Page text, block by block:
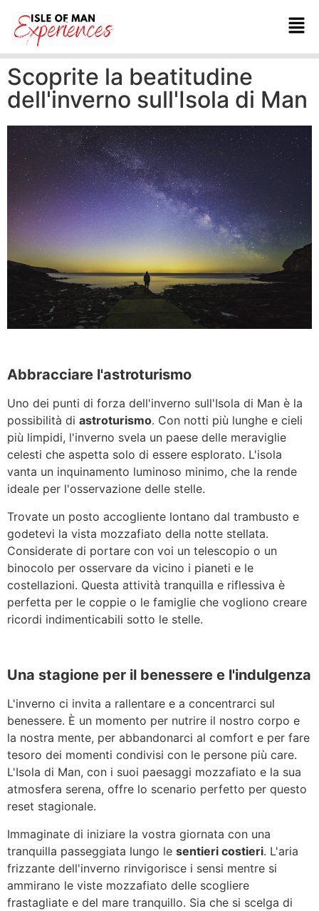
Scoprite la beatitudine
dell'inverno sull'Isola di Man
Abbracciare l'astroturismo
Uno dei punti di forza dell'inverno sull'Isola di Man è la
possibilità di astroturismo. Con notti più lunghe e cieli
più limpidi, l'inverno svela un paese delle meraviglie
celesti che aspetta solo di essere esplorato. L'isola
vanta un inquinamento luminoso minimo, che la rende
ideale per l'osservazione delle stelle.
Trovate un posto accogliente lontano dal trambusto e
godetevi la vista mozzafiato della notte stellata.
Considerate di portare con voi un telescopio o un
binocolo per osservare da vicino i pianeti e le
costellazioni. Questa attività tranquilla e riflessiva è
perfetta per le coppie o le famiglie che vogliono creare
ricordi indimenticabili sotto le stelle.
Una stagione per il benessere e l'indulgenza
L'inverno ci invita a rallentare e a concentrarci sul
benessere. È un momento per nutrire il nostro corpo e
la nostra mente, per abbandonarci al comfort e per fare
tesoro dei momenti condivisi con le persone più care.
L'Isola di Man, con i suoi paesaggi mozzafiato e la sua
atmosfera serena, offre lo scenario perfetto per questo
reset stagionale.
Immaginate di iniziare la vostra giornata con una
tranquilla passeggiata lungo le sentieri costieri. L'aria
frizzante dell'inverno rinvigorisce i sensi mentre si
ammirano le viste mozzafiato delle scogliere
frastagliate e del mare tranquillo. Sia che si scelga di